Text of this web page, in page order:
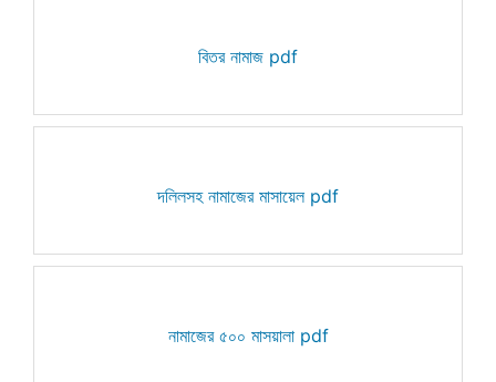
বিতর নামাজ pdf
দলিলসহ নামাজের মাসায়েল pdf
নামাজের ৫০০ মাসয়ালা pdf